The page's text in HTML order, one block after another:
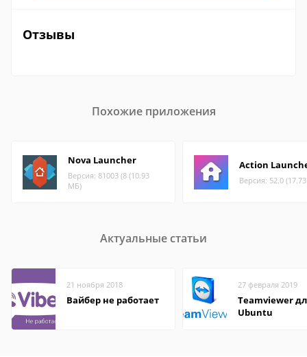
Отзывы
Похожие приложения
Nova Launcher
Версия: 81003 (8 (10.93
МБ)
Action
Версия: 52.0
Актуальные статьи
21 ноября 2018
Вайбер не работает
27 февраля 2019
Teamviewer
Ubuntu